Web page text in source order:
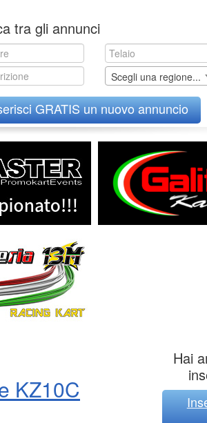
tra gli annunci
Scegli una regione...
GRATIS un nuovo annuncio
KZ10C
Hai